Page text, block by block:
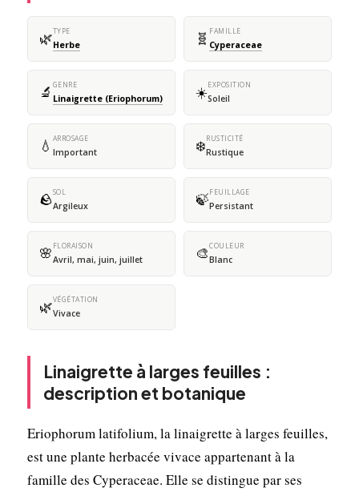
🌿TYPE
Herbe 🧬 FAMILLE
Cyperaceae
🔬 GENRE
Linaigrette (Eriophorum) ☀️EXPOSITION
Soleil
💧 ARROSAGE
Important ❄️RUSTICITÉ
Rustique
🪨SOL
Argileux 🍃FEUILLAGE
Persistant
🌸 FLORAISON
Avril, mai, juin, juillet 🎨COULEUR
Blanc
🌿VÉGÉTATION
Vivace
Linaigrette à larges feuilles :
description et botanique
Eriophorum latifolium, la linaigrette à larges feuilles,
est une plante herbacée vivace appartenant à la
famille des Cyperaceae. Elle se distingue par ses